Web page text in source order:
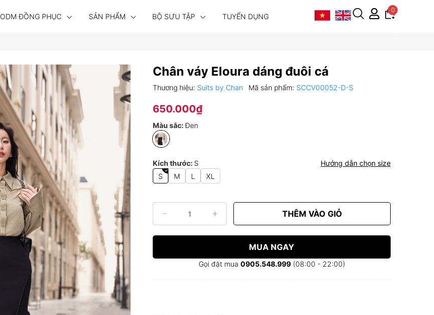
ODM ĐỒNG PHỤC SẢN PHẨM BỘ SƯU TẬP TUYỂN DỤNG
0
Chân váy Eloura dáng đuôi cá
Thương hiệu: Suits by Chan Mã sản phẩm: SCCV00052-D-S
650.000₫
Màu sắc:Đen
Kích thước: S
Hướng dẫn chọn size
S
M L XL
THÊM VÀO GIỎ
MUA NGAY
Gọi đặt mua 0905.548.999(08:00 - 22:00)